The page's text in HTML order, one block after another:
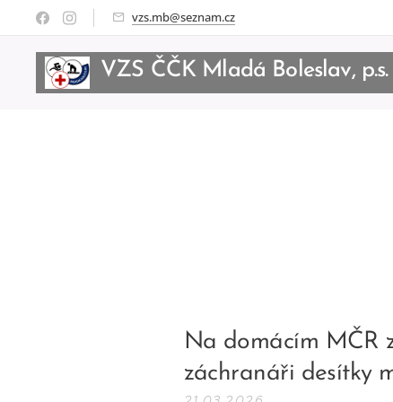
vzs.mb@seznam.cz
VZS ČČK Mladá Boleslav, p.s.
Na domácím MČR
záchranáři desítky